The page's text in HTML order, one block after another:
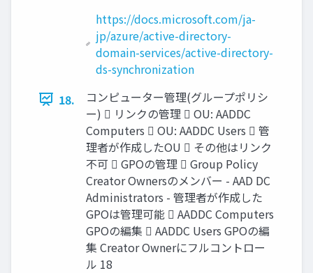
https://docs.microsoft.com/ja-
jp/azure/active-directory-
domain-services/active-directory-
ds-synchronization
18.
コンピューター管理(グループポリシ
ー)  リンクの管理  OU: AADDC
Computers  OU: AADDC Users  管
理者が作成したOU  その他はリンク
不可  GPOの管理  Group Policy
Creator Ownersのメンバー - AAD DC
Administrators - 管理者が作成した
GPOは管理可能  AADDC Computers
GPOの編集  AADDC Users GPOの編
集 Creator Ownerにフルコントロー
ル 18